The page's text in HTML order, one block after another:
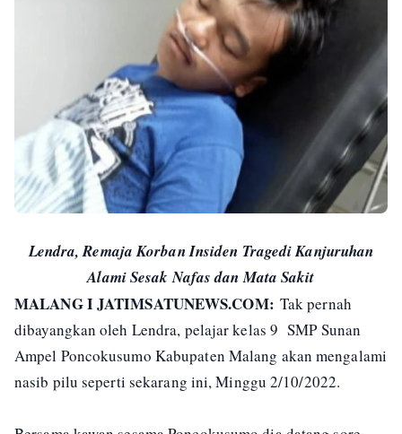
Lendra, Remaja Korban Insiden Tragedi Kanjuruhan
Alami Sesak Nafas dan Mata Sakit
MALANG I JATIMSATUNEWS.COM: Tak pernah
dibayangkan oleh Lendra, pelajar kelas 9 SMP Sunan
Ampel Poncokusumo Kabupaten Malang akan mengalami
nasib pilu seperti sekarang ini, Minggu 2/10/2022.